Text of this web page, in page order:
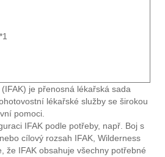
je přenosná lékařská sada
lékařské služby se širokou
pomoci.
IFAK podle potřeby, např. Boj s
cílový rozsah IFAK, Wilderness
že IFAK obsahuje všechny potřebné